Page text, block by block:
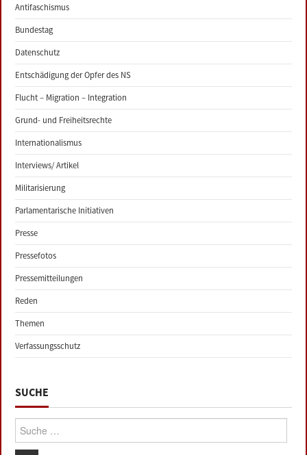
Antifaschismus
Bundestag
Datenschutz
Entschädigung der Opfer des NS
Flucht – Migration – Integration
Grund- und Freiheitsrechte
Internationalismus
Interviews/ Artikel
Militarisierung
Parlamentarische Initiativen
Presse
Pressefotos
Pressemitteilungen
Reden
Themen
Verfassungsschutz
SUCHE
Suche: